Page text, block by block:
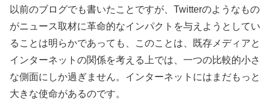
以前のブログでも書いたことですが、Twitterのようなもの
がニュース取材に革命的なインパクトを与えようとしてい
ることは明らかであっても、このことは、既存メディアと
インターネットの関係を考える上では、一つの比較的小さ
な側面にしか過ぎません。インターネットにはまだもっと
大きな使命があるのです。